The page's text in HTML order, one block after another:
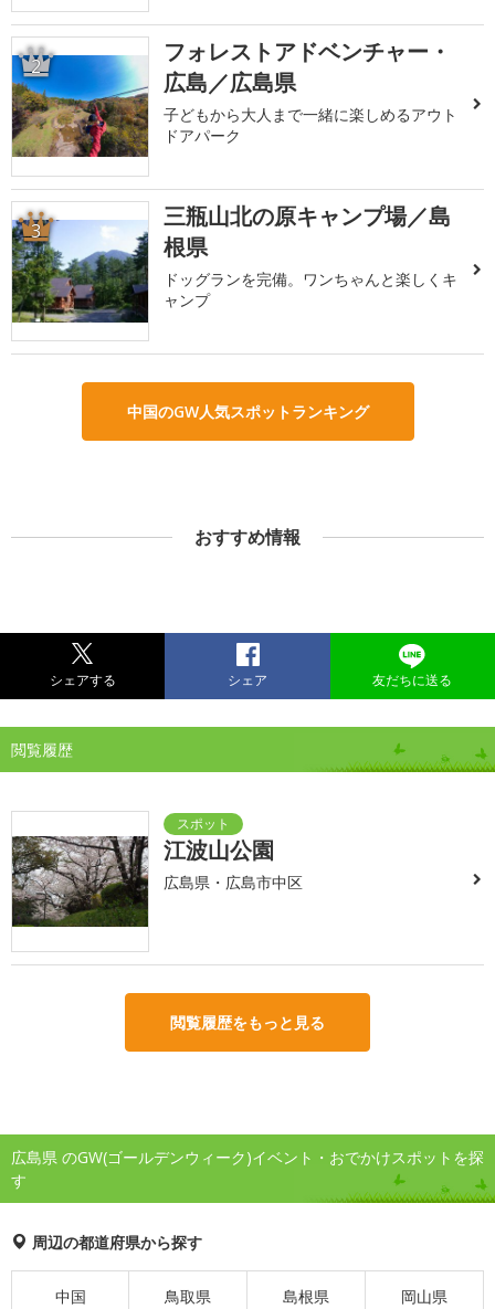
2
フォレストアドベンチャー・
広島／広島県
子どもから大人まで一緒に楽しめるアウト
ドアパーク
3
三瓶山北の原キャンプ場／島
根県
ドッグランを完備。ワンちゃんと楽しくキ
ャンプ
中国のGW人気スポットランキング
おすすめ情報
シェアする シェア 友だちに送る
閲覧履歴
江波山公園
広島県・広島市中区
閲覧履歴をもっと見る
広島県 のGW(ゴールデンウィーク)イベント・おでかけスポットを探
す
周辺の都道府県から探す
中国 鳥取県 島根県 岡山県